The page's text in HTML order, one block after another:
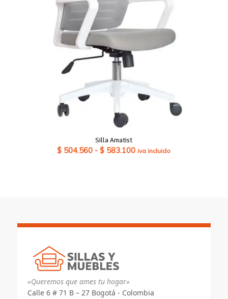
Silla Amatist
$ 504.560 - $ 583.100Rango
$ 583.100
iva incluido
«Queremos que ames tu hogar»
Calle 6 # 71 B – 27 Bogotá - Colombia